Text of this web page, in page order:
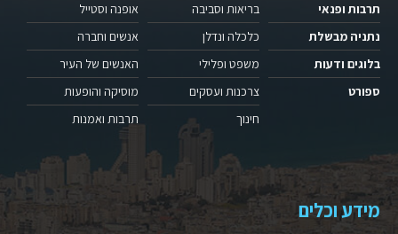
תרבות ופנאי
נתניה מבשלת
בלוגים ודעות
ספורט
בריאות וסביבה
כלכלה ונדלן
משפט ופלילי
צרכנות ועסקים
חינוך
אופנה וסטייל
אנשים וחברה
האנשים של העיר
מוסיקה והופעות
תרבות ואמנות
מידע וכלים